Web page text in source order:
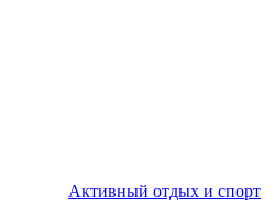
Активный отдых и спорт